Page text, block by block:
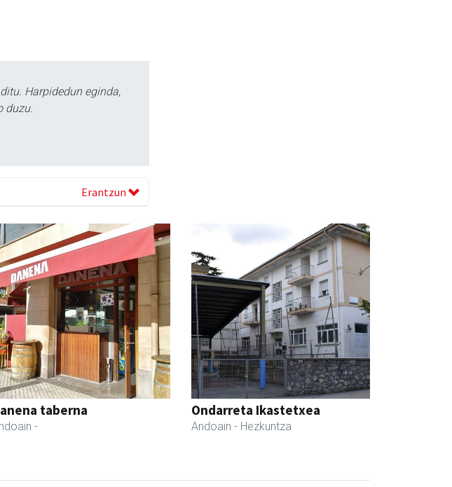
Harpidedun eginda,
duzu.
Erantzun
taberna
-
Ondarreta Ikastetxea
Andoain - Hezkuntza